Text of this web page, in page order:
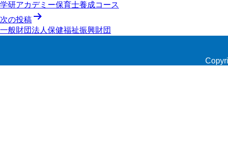
稿
ナ
ビ
学研アカデミー保育士養成コース
次の投稿
一般財団法人保健福祉振興財団